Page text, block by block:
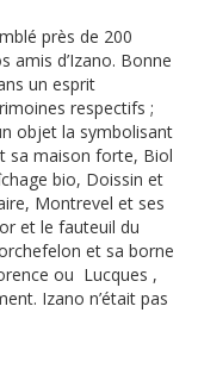
près de 200
amis d’Izano. Bonne
un esprit
respectifs ;
objet la symbolisant
sa maison forte, Biol
bio, Doissin et
Montrevel et ses
et le fauteuil du
et sa borne
ou Lucques ,
Izano n’était pas